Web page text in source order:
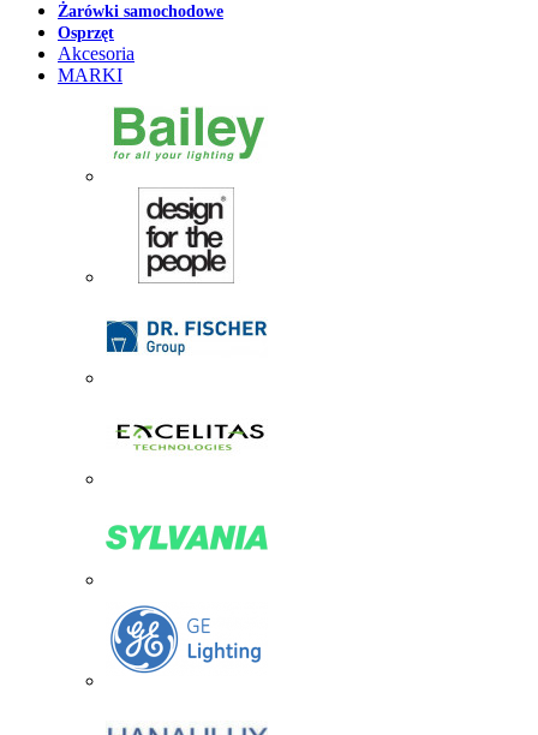
Żarówki samochodowe
Osprzęt
Akcesoria
MARKI